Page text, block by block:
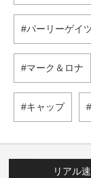
パーリーゲイ
マーク＆ロナ
キャップ
リアル